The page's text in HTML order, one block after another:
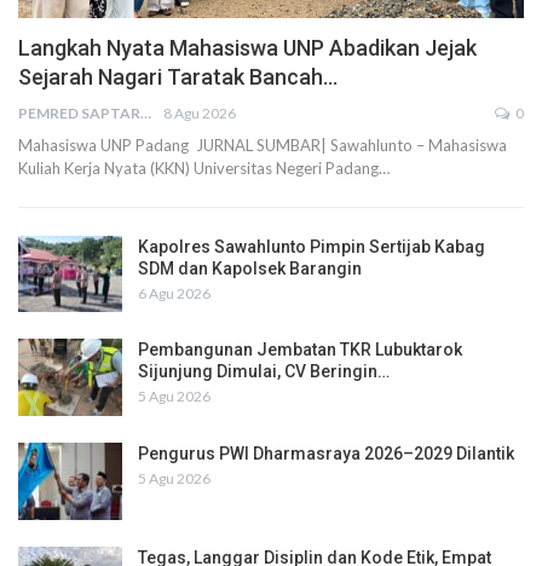
Langkah Nyata Mahasiswa UNP Abadikan Jejak
Sejarah Nagari Taratak Bancah…
PEMRED SAPTARIUS 8 Agu 2026 0
Mahasiswa UNP Padang JURNAL SUMBAR| Sawahlunto – Mahasiswa
Kuliah Kerja Nyata (KKN) Universitas Negeri Padang…
Kapolres Sawahlunto Pimpin Sertijab Kabag
SDM dan Kapolsek Barangin
6 Agu 2026
Pembangunan Jembatan TKR Lubuktarok
Sijunjung Dimulai, CV Beringin…
5 Agu 2026
Pengurus PWI Dharmasraya 2026–2029 Dilantik
5 Agu 2026
Tegas, Langgar Disiplin dan Kode Etik, Empat